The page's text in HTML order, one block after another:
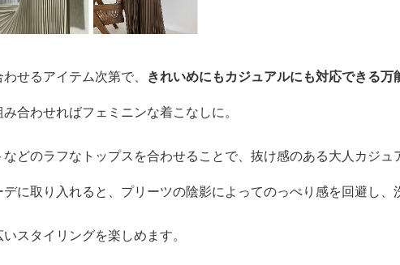
せるアイテム次第で、 きれいめにもカジュアルにも対応できる万
合わせればフェミニンな着こなしに。
どのラフなトップスを合わせることで、抜け感のある大人カジュ
に取り入れると、プリーツの陰影によってのっぺり感を回避し、
スタイリングを楽しめます。